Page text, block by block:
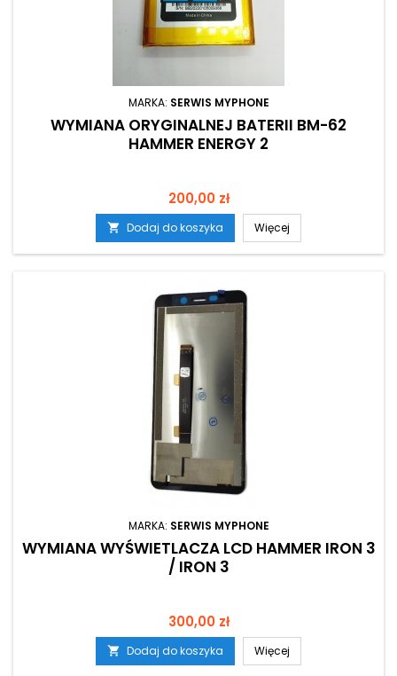
MARKA: SERWIS MYPHONE
WYMIANA ORYGINALNEJ BATERII BM-62
HAMMER ENERGY 2
Cena
200,00 zł
 Dodaj do koszyka Więcej
MARKA: SERWIS MYPHONE
WYMIANA WYŚWIETLACZA LCD HAMMER IRON 3
/ IRON 3
Cena
300,00 zł
 Dodaj do koszyka Więcej